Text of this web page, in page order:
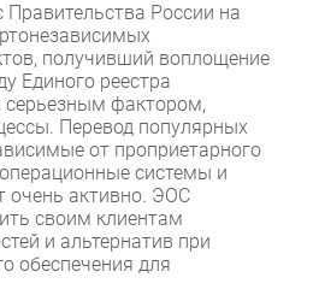
Правительства России на
получивший воплощение
Единого реестра
серьезным фактором,
Перевод популярных
от проприетарного
системы и
очень активно. ЭОС
своим клиентам
и альтернатив при
обеспечения для